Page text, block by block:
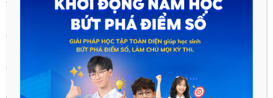
*Although/ Though/ Even though + clause, main clause .
= In spite of/ Despite the fact that clause, main clause
= Main clause + in spite of/ despite the fact that clause.